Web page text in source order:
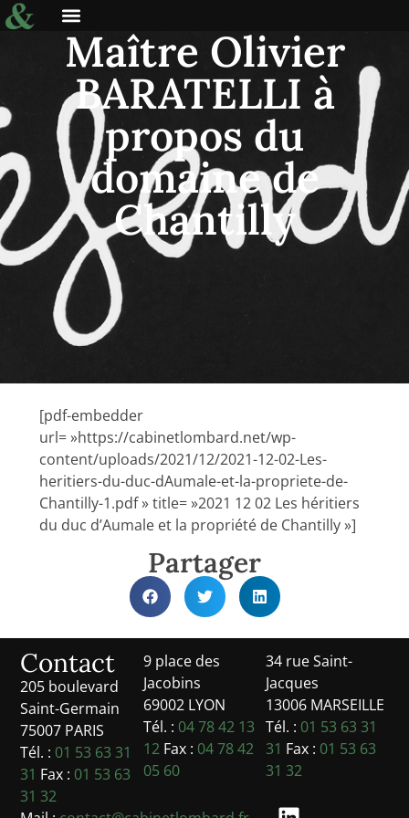
Maître Olivier
BARATELLI à
propos du
domaine de
Chantilly
[pdf-embedder
url= »https://cabinetlombard.net/wp-
content/uploads/2021/12/2021-12-02-Les-
heritiers-du-duc-dAumale-et-la-propriete-de-
Chantilly-1.pdf » title= »2021 12 02 Les héritiers
du duc d’Aumale et la propriété de Chantilly »]
Partager
Contact
205 boulevard
Saint-Germain
75007 PARIS
Tél. : 01 53 63 31
31 Fax : 01 53 63
31 32
9 place des
Jacobins
69002 LYON
Tél. : 04 78 42 13
12Fax : 04 78 42
05 60
34 rue Saint-
Jacques
13006 MARSEILLE
Tél. : 01 53 63 31
31 Fax : 01 53 63
31 32